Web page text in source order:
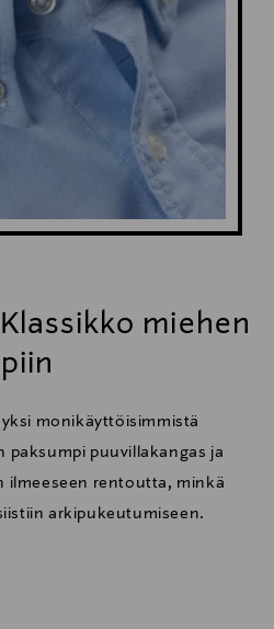
miehen
monikäyttöisimmistä
paksumpi puuvillakangas ja
ilmeeseen rentoutta, minkä
arkipukeutumiseen.